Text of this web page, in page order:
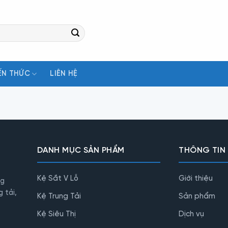
THỨC LIÊN HỆ
tải,
DANH MỤC SẢN PHẨM
Kệ Sắt V Lỗ
Kệ Trung Tải
Kệ Siêu Thị
THÔNG TIN
Giới thiệu
Sản phẩm
Dịch vụ